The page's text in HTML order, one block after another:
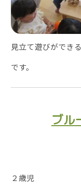
見立て遊びができ
です。
ブル
２歳児